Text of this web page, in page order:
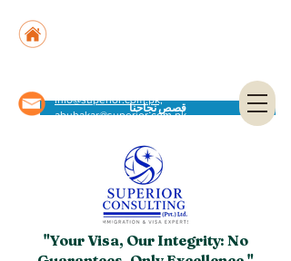
قصص نجاحنا
info@superior.com.pk,
abubakar@superior.com.pk
"Your Visa, Our Integrity: No